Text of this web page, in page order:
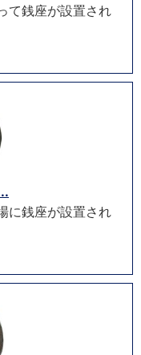
て銭座が設置され
に銭座が設置され